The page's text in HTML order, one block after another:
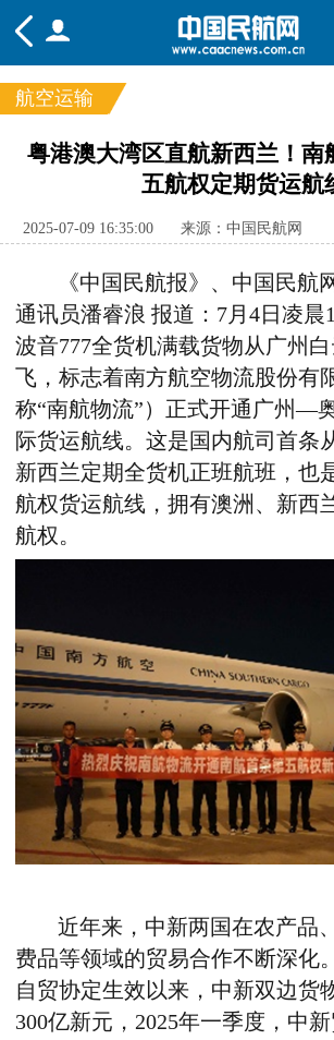
频道
要闻 国内
航图 智库 专题
航空运输
粤港澳大湾区直航新西兰！南
五航权定期货运航
2025-07-09 16:35:00 来源：中国民航网
《中国民航报》、中国民航
通讯员潘睿浪 报道：7月4日凌晨
波音777全货机满载货物从广州
飞，标志着南方航空物流股份有
称“南航物流”）正式开通广州—
际货运航线。这是国内航司首条
新西兰定期全货机正班航班，也
航权货运航线，拥有澳洲、新西
航权。
近年来，中新两国在农产品
费品等领域的贸易合作不断深化
自贸协定生效以来，中新双边货
300亿新元，2025年一季度，中